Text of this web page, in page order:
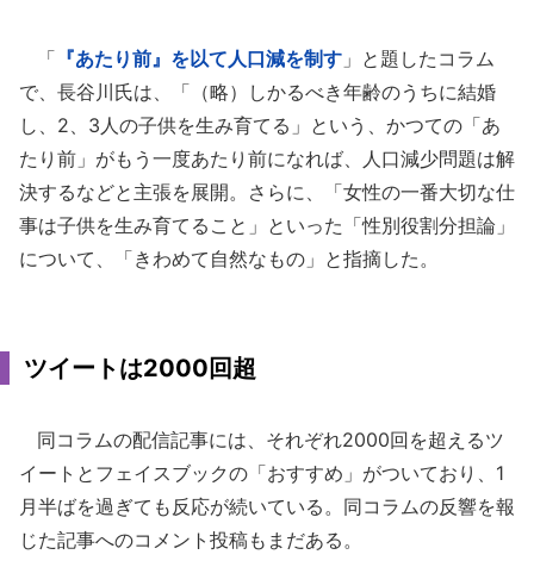
「 『あたり前』を以て人口減を制す 」と題したコラム
で、長谷川氏は、「（略）しかるべき年齢のうちに結婚
し、2、3人の子供を生み育てる」という、かつての「あ
たり前」がもう一度あたり前になれば、人口減少問題は解
決するなどと主張を展開。さらに、「女性の一番大切な仕
事は子供を生み育てること」といった「性別役割分担論」
について、「きわめて自然なもの」と指摘した。
ツイートは2000回超
同コラムの配信記事には、それぞれ2000回を超えるツ
イートとフェイスブックの「おすすめ」がついており、1
月半ばを過ぎても反応が続いている。同コラムの反響を報
じた記事へのコメント投稿もまだある。